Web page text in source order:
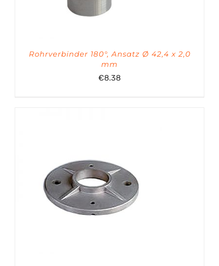
Rohrverbinder 180°, Ansatz Ø 42,4 x 2,0
mm
€8.38